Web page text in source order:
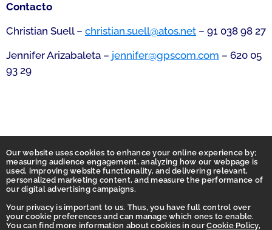
Our website uses cookies to enhance your online experience by;
measuring audience engagement, analyzing how our webpage is
used, improving website functionality, and delivering relevant,
personalized marketing content, and measure the performance of
our digital advertising campaigns.
Your privacy is important to us. Thus, you have full control over
your cookie preferences and can manage which ones to enable.
You can find more information about cookies in ourCookie Policy,
Contacto
Christian Suell – christian.suell@atos.net – 91 038 98 27
Jennifer Arizabaleta – jennifer@gpscom.com – 620 05
93 29
Homepage